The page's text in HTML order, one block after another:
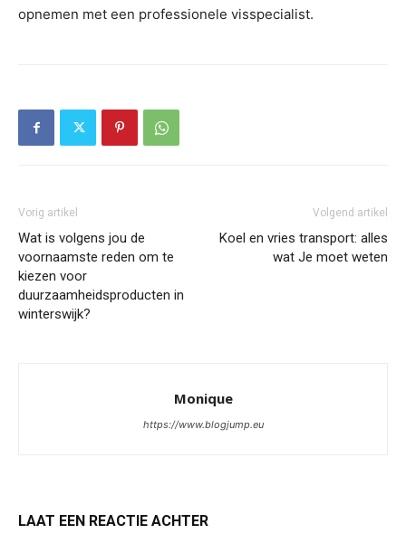
opnemen met een professionele visspecialist.
Vorig artikel
Wat is volgens jou de
voornaamste reden om te
kiezen voor
duurzaamheidsproducten in
winterswijk?
Volgend artikel
Koel en vries transport: alles
wat Je moet weten
Monique
https://www.blogjump.eu
LAAT EEN REACTIE ACHTER